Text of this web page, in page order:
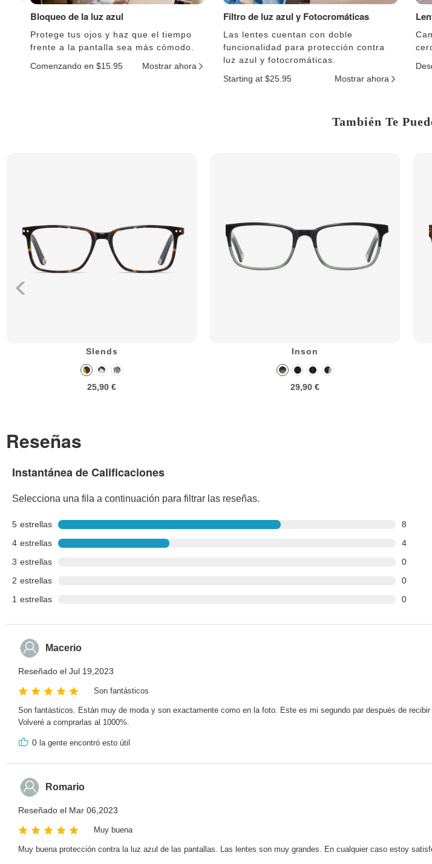
Bloqueo de la luz azul
Protege tus ojos y haz que el tiempo
frente a la pantalla sea más cómodo.
Comenzando en $15.95
Mostrar ahora
Filtro de luz azul y Fotocromáticas
Las lentes cuentan con doble
funcionalidad para protección contra
luz azul y fotocromáticas.
Starting at $25.95
Mostrar ahora
También Te
Slends
25,90 €
Inson
29,90 €
Reseñas
Instantánea de Calificaciones
Selecciona una fila a continuación para filtrar las reseñas.
5 estrellas
8
4 estrellas
4
3 estrellas
0
2 estrellas
0
1 estrellas 0
Macerio
Reseñado el Jul 19,2023
Son fantásticos
Son fantásticos. Están muy de moda y son exactamente como en la foto. Este es mi segundo par después de
Volveré a comprarlas al 1000%.
0 la gente encontró esto útil
Romario
Reseñado el Mar 06,2023
Muy buena
Muy buena protección contra la luz azul de las pantallas. Las lentes son muy grandes. En cualquier caso estoy